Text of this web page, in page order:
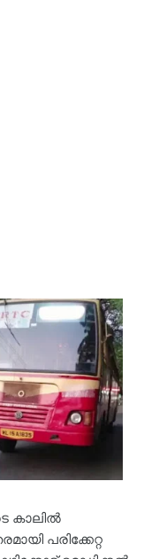
കാലിൽ
പരിക്കേറ്റ